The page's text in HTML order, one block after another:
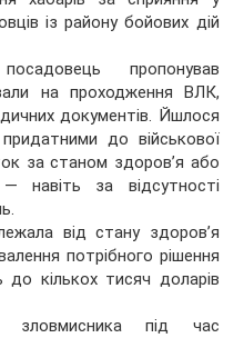
із району бойових дій
пропонував
на проходження ВЛК,
документів. Йшлося
до військової
за станом здоров’я або
навіть за відсутності
від стану здоров’я
потрібного рішення
до кількох тисяч доларів
зловмисника під час